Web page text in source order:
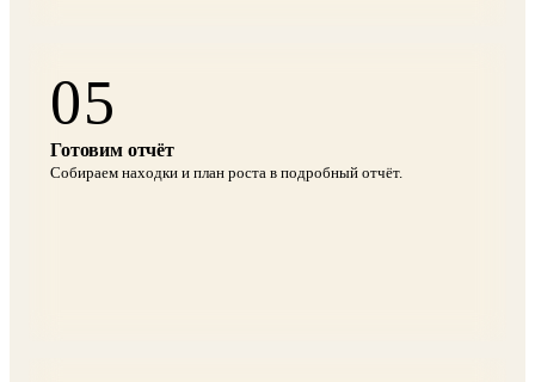
05
Готовим отчёт
Собираем находки и план роста в подробный отчёт.